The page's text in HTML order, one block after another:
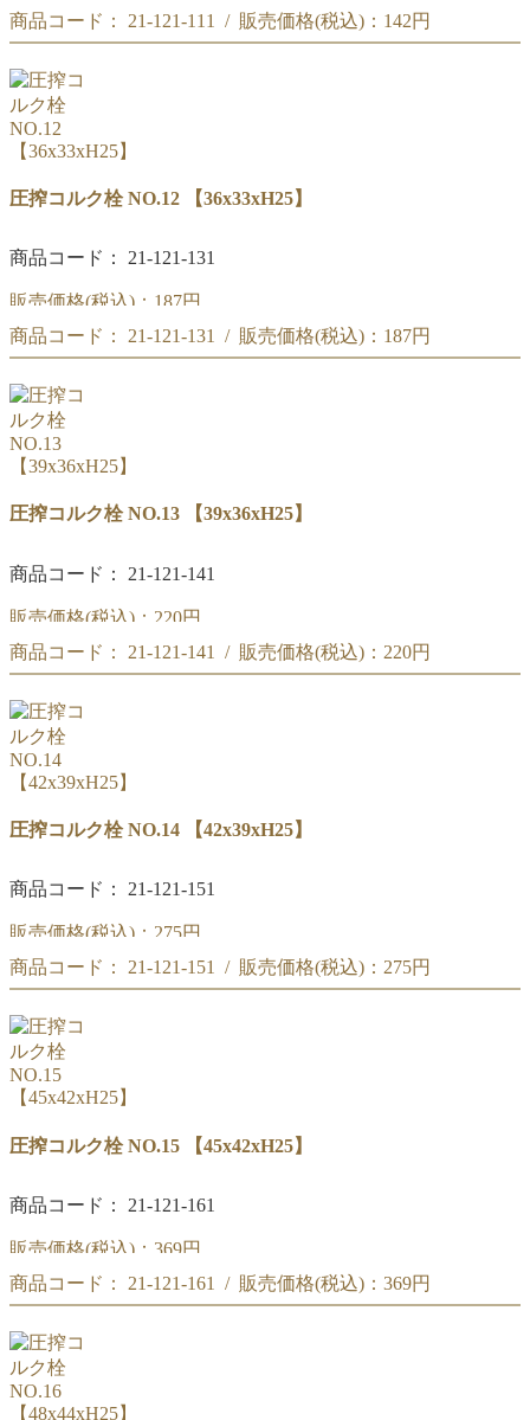
圧搾コルク栓 NO.10
商品コード： 21-121-111 / 販売価格(税込)： 142円
圧搾コルク栓 NO.10
【30x27xH25】
圧搾コルク栓 NO.12 【36x33xH25】
商品コード： 21-121-131
販売価格(税込)： 187円
圧搾コルク栓 NO.12
商品コード： 21-121-131 / 販売価格(税込)： 187円
圧搾コルク栓 NO.12
【36x33xH25】
圧搾コルク栓 NO.13 【39x36xH25】
商品コード： 21-121-141
販売価格(税込)： 220円
圧搾コルク栓 NO.13
商品コード： 21-121-141 / 販売価格(税込)： 220円
圧搾コルク栓 NO.13
【39x36xH25】
圧搾コルク栓 NO.14 【42x39xH25】
商品コード： 21-121-151
販売価格(税込)： 275円
圧搾コルク栓 NO.14
商品コード： 21-121-151 / 販売価格(税込)： 275円
圧搾コルク栓 NO.14
【42x39xH25】
圧搾コルク栓 NO.15 【45x42xH25】
商品コード： 21-121-161
販売価格(税込)： 369円
圧搾コルク栓 NO.15
商品コード： 21-121-161 / 販売価格(税込)： 369円
圧搾コルク栓 NO.15
【45x42xH25】